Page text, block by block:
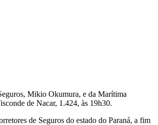
Mikio Okumura, e da Marítima
de Nacar, 1.424, às 19h30.
de Seguros do estado do Paraná, a fim